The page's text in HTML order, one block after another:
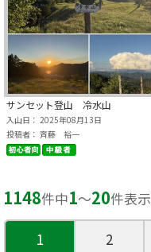
サンセット登山 冷水山
入山日： 2025年08月13日
投稿者： 斉藤 裕一
1148件中1〜20件表示
1 2